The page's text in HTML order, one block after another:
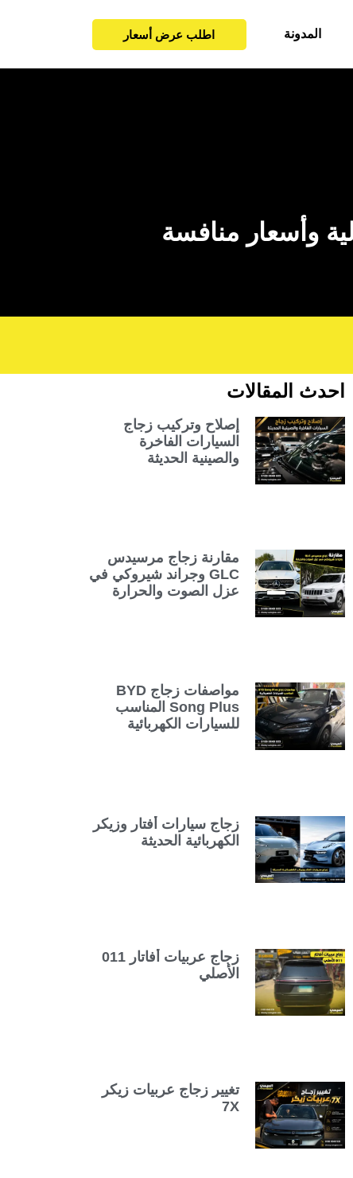
المدونة اطلب عرض أسعار
احدث المقالات
إصلاح وتركيب زجاج
السيارات الفاخرة
والصينية الحديثة
مقارنة زجاج مرسيدس
GLC وجراند شيروكي في
عزل الصوت والحرارة
مواصفات زجاج BYD
Song Plus المناسب
للسيارات الكهربائية
زجاج سيارات أفتار وزيكر
الكهربائية الحديثة
زجاج عربيات أفاتار 011
الأصلي
تغيير زجاج عربيات زيكر
7X